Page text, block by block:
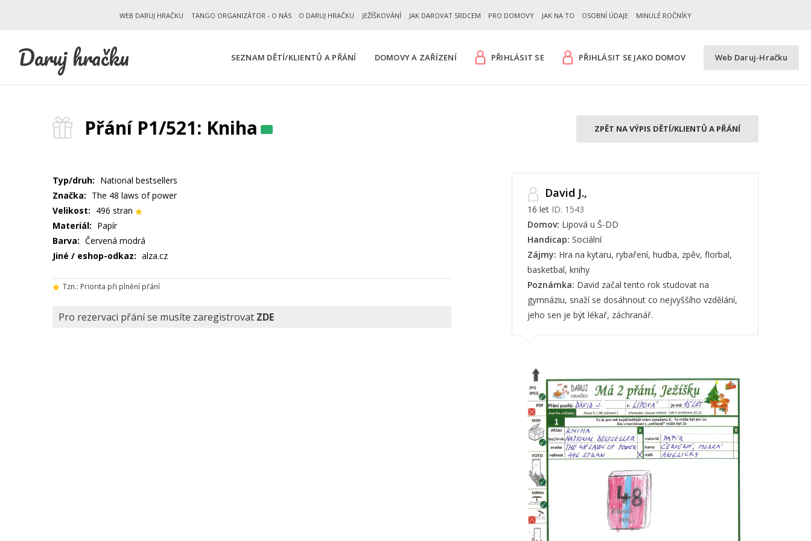
WEB DARUJ HRAČKU TANGO ORGANIZÁTOR - O NÁS O DARUJ HRAČKU JEŽÍŠKOVÁNÍ JAK DAROVAT SRDCEM PRO DOMOVY JAK NA TO OSOBNÍ ÚDAJE MINULÉ ROČNÍKY
Daruj hračku SEZNAM DĚTÍ/KLIENTŮ A PŘÁNÍ DOMOVY A ZAŘÍZENÍ PŘIHLÁSIT SE PŘIHLÁSIT SE JAKO DOMOV Web Daruj-Hračku
Přání P1/521: Kniha ZPĚT NA VÝPIS DĚTÍ/KLIENTŮ A PŘÁNÍ
Typ/druh: National bestsellers
Značka: The 48 laws of power
Velikost: 496 stran
Materiál: Papír
Barva: Červená modrá
Jiné / eshop-odkaz: alza.cz
Tzn.: Priorita při plnění přání
Pro rezervaci přání se musíte zaregistrovat ZDE
David J.,
16 let ID: 1543
Domov: Lipová u Š-DD
Handicap: Sociální
Zájmy: Hra na kytaru, rybaření, hudba, zpěv, florbal,
basketbal, knihy
Poznámka: David začal tento rok studovat na
gymnáziu, snaží se dosáhnout co nejvyššího vzdělání,
jeho sen je být lékař, záchranář.